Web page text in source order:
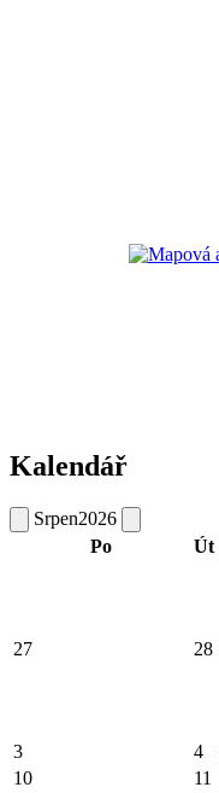
Kalendář
Srpen2026
Po
Út
27 28
3 4
10
11